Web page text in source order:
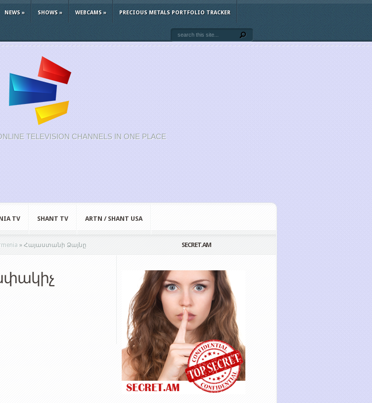
NEWS » SHOWS » WEBCAMS » PRECIOUS METALS PORTFOLIO TRACKER
TELEVISION CHANNELS IN ONE PLACE
TV SHANT TV ARTN / SHANT USA
» Հայաստանի Ձայնը SECRET.AM